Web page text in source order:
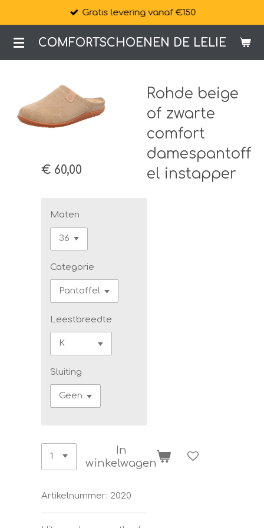
naar
de
COMFORTSCHOENEN DE LELIE
Gratis levering vanaf €150
Rohde beige
of zwarte
comfort
damespantoff
el instapper
€ 60,00
Maten
Categorie
Leestbreedte
Sluiting
In
winkelwagen
Artikelnummer: 2020